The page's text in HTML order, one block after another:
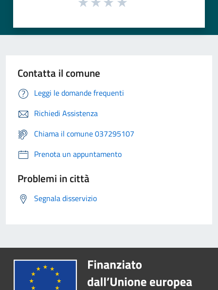
Contatta il comune
Leggi le domande frequenti
Richiedi Assistenza
Chiama il comune 037295107
Prenota un appuntamento
Problemi in città
Segnala disservizio